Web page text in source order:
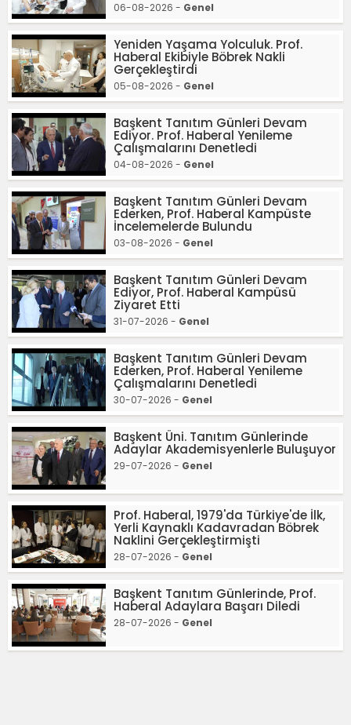
06-08-2026 - Genel
Yeniden Yaşama Yolculuk. Prof.
Haberal Ekibiyle Böbrek Nakli
Gerçekleştirdi
05-08-2026 - Genel
Başkent Tanıtım Günleri Devam
Ediyor. Prof. Haberal Yenileme
Çalışmalarını Denetledi
04-08-2026 - Genel
Başkent Tanıtım Günleri Devam
Ederken, Prof. Haberal Kampüste
İncelemelerde Bulundu
03-08-2026 - Genel
Başkent Tanıtım Günleri Devam
Ediyor, Prof. Haberal Kampüsü
Ziyaret Etti
31-07-2026 - Genel
Başkent Tanıtım Günleri Devam
Ederken, Prof. Haberal Yenileme
Çalışmalarını Denetledi
30-07-2026 - Genel
Başkent Üni. Tanıtım Günlerinde
Adaylar Akademisyenlerle Buluşuyor
29-07-2026 - Genel
Prof. Haberal, 1979'da Türkiye'de İlk,
Yerli Kaynaklı Kadavradan Böbrek
Naklini Gerçekleştirmişti
28-07-2026 - Genel
Başkent Tanıtım Günlerinde, Prof.
Haberal Adaylara Başarı Diledi
28-07-2026 - Genel